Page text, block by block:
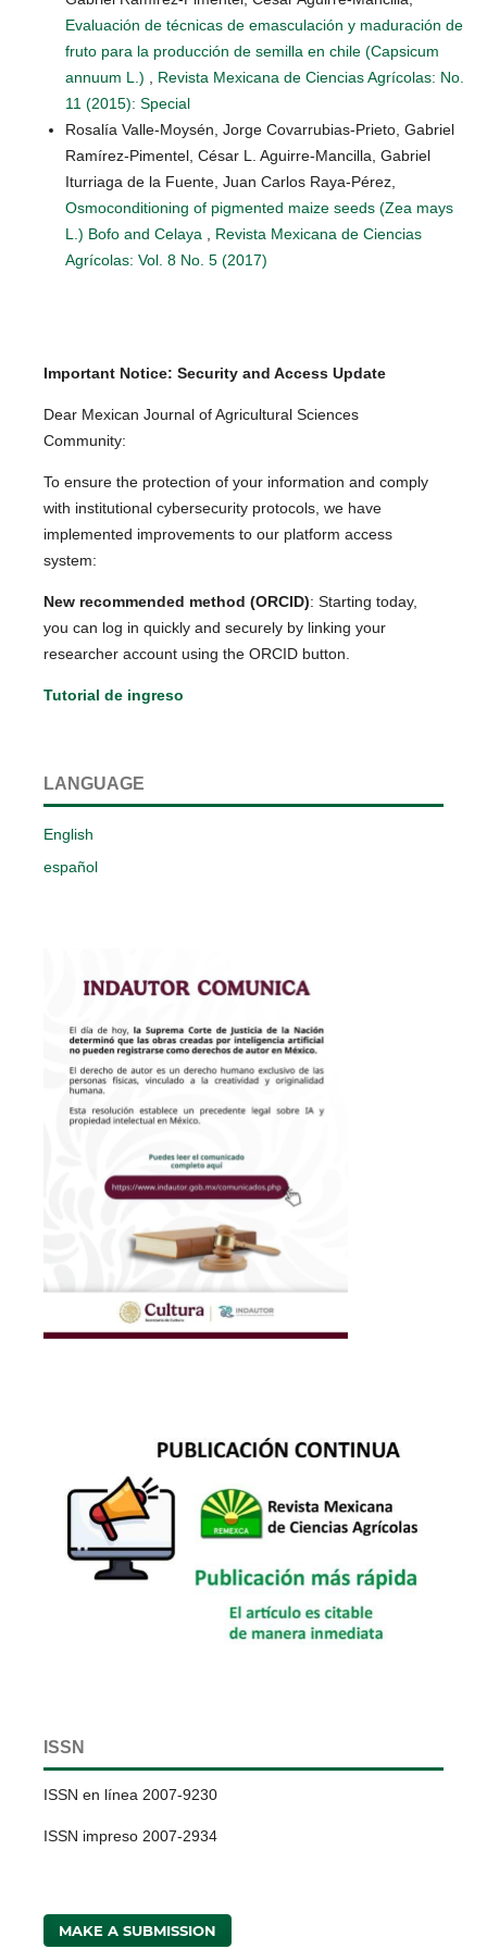
Evaluación de técnicas de emasculación y maduración de
fruto para la producción de semilla en chile (Capsicum
annuum L.)
Revista Mexicana de Ciencias Agrícolas: No.
11 (2015): Special
Rosalía Valle-Moysén, Jorge Covarrubias-Prieto, Gabriel
Ramírez-Pimentel, César L. Aguirre-Mancilla, Gabriel
Iturriaga de la Fuente, Juan Carlos Raya-Pérez,
Osmoconditioning of pigmented maize seeds (Zea mays
L.) Bofo and Celaya
Revista Mexicana de Ciencias
Agrícolas: Vol. 8 No. 5 (2017)
Important Notice: Security and Access Update
Dear Mexican Journal of Agricultural Sciences
Community:
To ensure the protection of your information and comply
with institutional cybersecurity protocols, we have
implemented improvements to our platform access
system:
New recommended method (ORCID): Starting today,
you can log in quickly and securely by linking your
researcher account using the ORCID button.
Tutorial de ingreso
LANGUAGE
English
español
ISSN
ISSN en línea 2007-9230
ISSN impreso 2007-2934
MAKE A SUBMISSION